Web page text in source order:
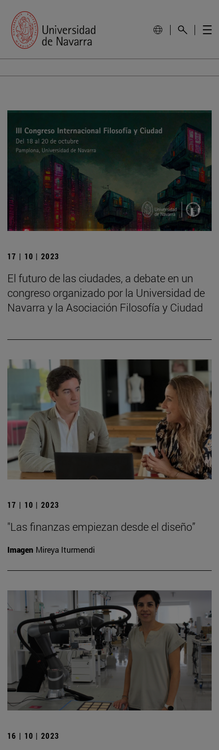
17 | 10 | 2023
El futuro de las ciudades, a debate en un
congreso organizado por la Universidad de
Navarra y la Asociación Filosofía y Ciudad
17 | 10 | 2023
"Las finanzas empiezan desde el diseño”
Imagen Mireya Iturmendi
16 | 10 | 2023